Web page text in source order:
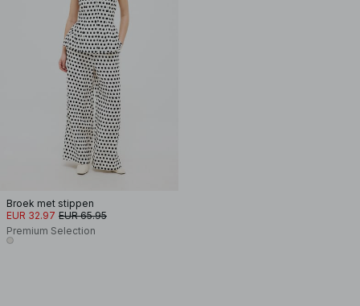
Broek met stippen
EUR 32.97 EUR 65.95
Premium Selection